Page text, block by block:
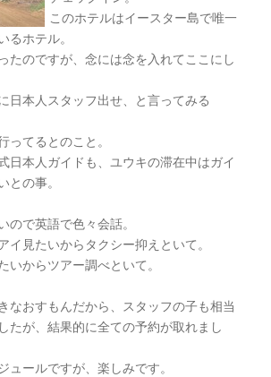
このホテルはイースター島で唯一
るホテル。
たのですが、念には念を入れてここにし
日本人スタッフ出せ、と言ってみる
ってるとのこと。
日本人ガイドも、ユウキの滞在中はガイ
との事。
ので英語で色々会話。
イ見たいからタクシー抑えといて。
いからツアー調べといて。
なおすもんだから、スタッフの子も相当
たが、結果的に全ての予約が取れまし
ュールですが、楽しみです。